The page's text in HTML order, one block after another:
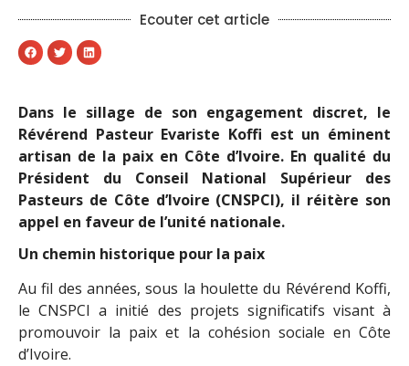
Ecouter cet article
Dans le sillage de son engagement discret, le
Révérend Pasteur Evariste Koffi est un éminent
artisan de la paix en Côte d’Ivoire. En qualité du
Président du Conseil National Supérieur des
Pasteurs de Côte d’Ivoire (CNSPCI), il réitère son
appel en faveur de l’unité nationale.
Un chemin historique pour la paix
Au fil des années, sous la houlette du Révérend Koffi,
le CNSPCI a initié des projets significatifs visant à
promouvoir la paix et la cohésion sociale en Côte
d’Ivoire.